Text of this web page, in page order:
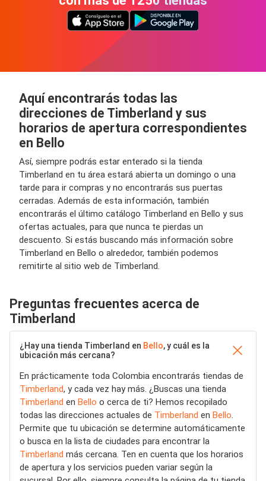
Aquí encontrarás todas las
direcciones de Timberland y sus
horarios de apertura correspondientes
en Bello
Así, siempre podrás estar enterado si la tienda
Timberland en tu área estará abierta un domingo o una
tarde para ir compras y no encontrarás sus puertas
cerradas. Además de esta información, también
encontrarás el último catálogo Timberland en Bello y sus
ofertas actuales, para que nunca te pierdas un
descuento. Si estás buscando más información sobre
Timberland en Bello o alrededor, también podemos
remitirte al sitio web de Timberland.
Preguntas frecuentes acerca de
Timberland
¿Hay una tienda Timberland en Bello, y cuál es la
ubicación más cercana?
En prácticamente toda Colombia encontrarás tiendas de
Timberland, y cada vez hay más. ¿Buscas una tienda
Timberland en Bello o cerca de ti? Hemos recopilado
todas las direcciones actuales de Timberland en Bello.
Permite que tu ubicación se determine automáticamente
o busca en la lista de ciudades para encontrar la
Timberland más cercana. Ten en cuenta que los horarios
de apertura y los servicios pueden variar según la